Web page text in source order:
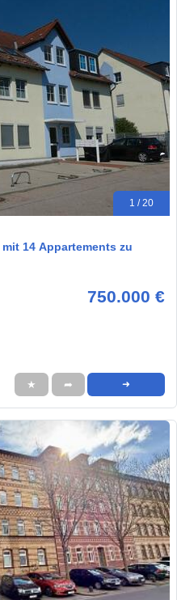
1 / 20
14 Appartements zu
750.000 €
★ ➦ ➜